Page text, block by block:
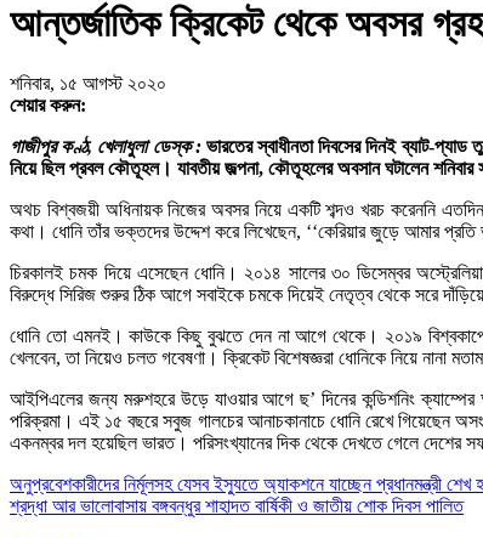
আন্তর্জাতিক ক্রিকেট থেকে অবসর
শনিবার, ১৫ আগস্ট ২০২০
শেয়ার করুন:
গাজীপুর কণ্ঠ, খেলাধুলা ডেস্ক :ভারতের স্বাধীনতা দিবসের দিনই ব্যাট-
নিয়ে ছিল প্রবল কৌতূহল। যাবতীয় জল্পনা, কৌতূহলের অবসান ঘটালেন শনিবার
অথচ বিশ্বজয়ী অধিনায়ক নিজের অবসর নিয়ে একটি শব্দও খরচ করেননি
কথা। ধোনি তাঁর ভক্তদের উদ্দেশ করে লিখেছেন, ‘‘কেরিয়ার জুড়ে আমার
চিরকালই চমক দিয়ে এসেছেন ধোনি। ২০১৪ সাল‌ের ৩০ ডিসেম্বর
বিরুদ্ধে সিরিজ শুরুর ঠিক আগে সবাইকে চমকে দিয়েই নেতৃত্ব থেকে সরে
ধোনি তো এমনই। কাউকে কিছু বুঝতে দেন না আগে থেকে। ২০১৯ বিশ্বকাপে
খেলবেন, তা নিয়েও চলত গবেষণা। ক্রিকেট বিশেষজ্ঞরা ধোনিকে নিয়ে নানা
আইপিএলের জন্য মরুশহরে উড়ে যাওয়ার আগে ছ’ দিনের কন্ডিশনিং
পরিক্রমা। এই ১৫ বছরে সবুজ গালচের আনাচকানাচে ধোনি রেখে গিয়েছেন
একনম্বর দল হয়েছিল ভারত। পরিসংখ্যানের দিক থেকে দেখতে গেলে দেশের
Post
navigation
অনুপ্রবেশকারীদের নির্মূলসহ যেসব ইস্যুতে অ্যাকশনে যাচ্ছেন প্রধানমন্ত্রী শেখ
শ্রদ্ধা আর ভালোবাসায় বঙ্গবন্ধুর শাহাদত বার্ষিকী ও জাতীয় শোক দিবস পালিত